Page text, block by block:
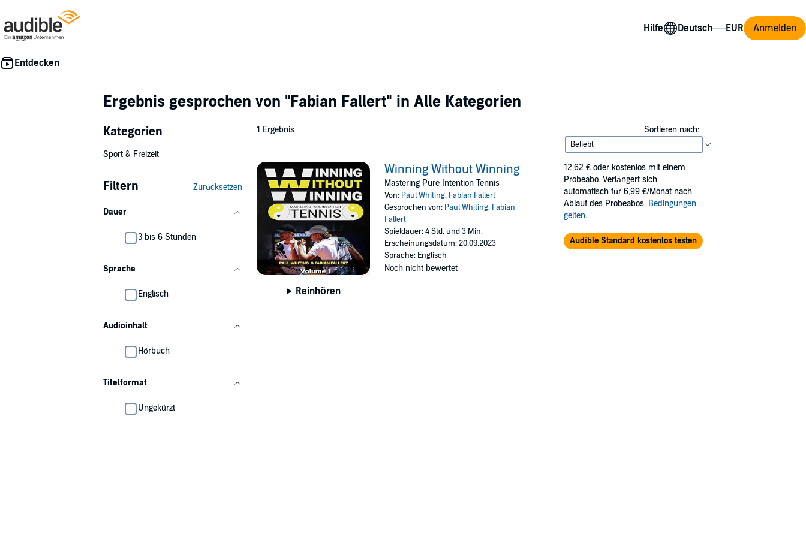
Hilfe Anmelden
Ergebnis gesprochen von "Fabian Fallert" in Alle Kategorien
Kategorien
Sport & Freizeit
Filtern Zurücksetzen
Dauer
3 bis 6 Stunden
Sprache
Englisch
Audioinhalt
Hörbuch
Titelformat
Ungekürzt
1 Ergebnis Sortieren nach:
Reinhören
Winning Without Winning
Mastering Pure Intention Tennis
Von: Paul Whiting, Fabian Fallert
Gesprochen von: Paul Whiting, Fabian
Fallert
Spieldauer: 4 Std. und 3 Min.
Erscheinungsdatum: 20.09.2023
Sprache: Englisch
Noch nicht bewertet
12,62 € oder kostenlos mit einem
Probeabo. Verlängert sich
automatisch für 6,99 €/Monat nach
Ablauf des Probeabos. Bedingungen
gelten.
Audible Standard kostenlos testen